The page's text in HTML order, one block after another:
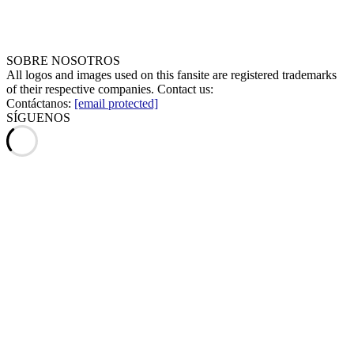
SOBRE NOSOTROS
All logos and images used on this fansite are registered trademarks
of their respective companies. Contact us:
Contáctanos: [email protected]
SÍGUENOS